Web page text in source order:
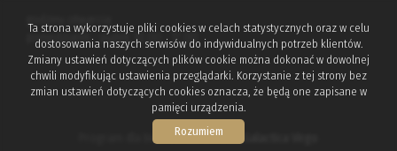
godziny otwarcia:
poniedziałek - piątek 10.00 - 17.00
Program dla biur nieruchomości Galactica Virgo
Ta strona wykorzystuje pliki cookies w celach statystycznych oraz w celu
dostosowania naszych serwisów do indywidualnych potrzeb klientów.
Zmiany ustawień dotyczących plików cookie można dokonać w dowolnej
chwili modyfikując ustawienia przeglądarki. Korzystanie z tej strony bez
zmian ustawień dotyczących cookies oznacza, że będą one zapisane w
pamięci urządzenia.
Rozumiem